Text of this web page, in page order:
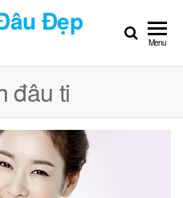
Đẹp
Menu
đâu ti